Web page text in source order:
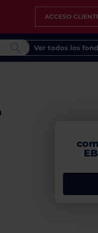
ACCESO
Ver todos los